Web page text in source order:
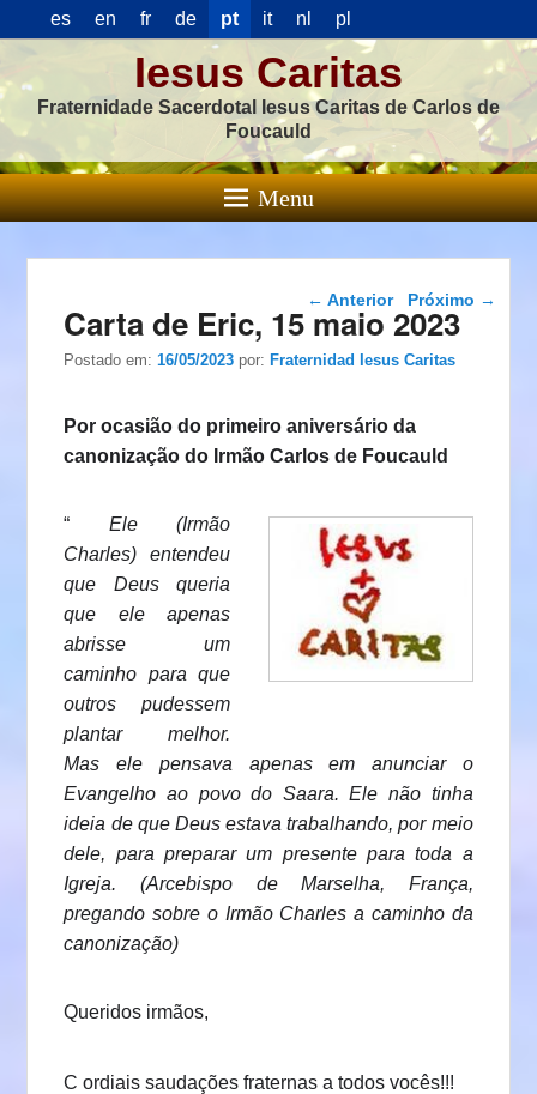
es en fr de pt it nl pl
Iesus Caritas
Fraternidade Sacerdotal Iesus Caritas de Carlos de
Foucauld
Menu
Navegação das
postagens
← Anterior Próximo →
Carta de Eric, 15 maio 2023
Postado em:16/05/2023 por:Fraternidad Iesus Caritas
Por ocasião do primeiro aniversário da
canonização do Irmão Carlos de Foucauld
“ Ele (Irmão
Charles) entendeu
que Deus queria
que ele apenas
abrisse um
caminho para que
outros pudessem
plantar melhor.
Mas ele pensava apenas em anunciar o
Evangelho ao povo do Saara. Ele não tinha
ideia de que Deus estava trabalhando, por meio
dele, para preparar um presente para toda a
Igreja. (Arcebispo de Marselha, França,
pregando sobre o Irmão Charles a caminho da
canonização)
Queridos irmãos,
C ordiais saudações fraternas a todos vocês!!!